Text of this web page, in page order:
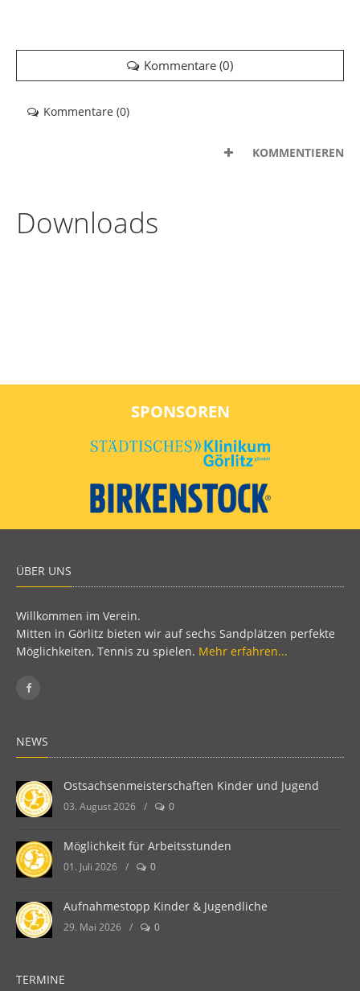
Kommentare (0)
Kommentare (0)
KOMMENTIEREN
Downloads
SPONSOREN
ÜBER UNS
Willkommen im Verein.
Mitten in Görlitz bieten wir auf sechs Sandplätzen perfekte
Möglichkeiten, Tennis zu spielen. Mehr erfahren...
NEWS
Ostsachsenmeisterschaften Kinder und Jugend
03. August 2026 / 0
Möglichkeit für Arbeitsstunden
01. Juli 2026 / 0
Aufnahmestopp Kinder & Jugendliche
29. Mai 2026 / 0
TERMINE